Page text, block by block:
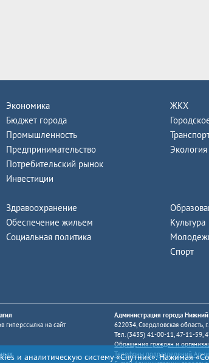
Экономика
Бюджет города
Промышленность
Предпринимательство
Потребительский рынок
Инвестиции
ЖКХ
Экология
Здравоохранение
Обеспечение жильем
Социальная политика
Культура
Спорт
гиперссылка на сайт
Администрация города Нижний
622034, Свердловская область,
Тел. (3435) 41-00-11, 47-11-59,
Обращения граждан и
Телефоны подразделений
и аналитическую систему «Спутник». Нажимая